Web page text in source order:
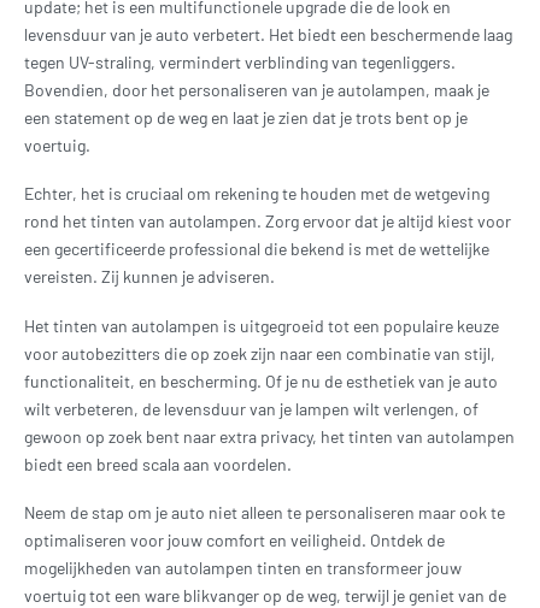
update; het is een multifunctionele upgrade die de look en
levensduur van je auto verbetert. Het biedt een beschermende laag
tegen UV-straling, vermindert verblinding van tegenliggers.
Bovendien, door het personaliseren van je autolampen, maak je
een statement op de weg en laat je zien dat je trots bent op je
voertuig.
Echter, het is cruciaal om rekening te houden met de wetgeving
rond het tinten van autolampen. Zorg ervoor dat je altijd kiest voor
een gecertificeerde professional die bekend is met de wettelijke
vereisten. Zij kunnen je adviseren.
Het tinten van autolampen is uitgegroeid tot een populaire keuze
voor autobezitters die op zoek zijn naar een combinatie van stijl,
functionaliteit, en bescherming. Of je nu de esthetiek van je auto
wilt verbeteren, de levensduur van je lampen wilt verlengen, of
gewoon op zoek bent naar extra privacy, het tinten van autolampen
biedt een breed scala aan voordelen.
Neem de stap om je auto niet alleen te personaliseren maar ook te
optimaliseren voor jouw comfort en veiligheid. Ontdek de
mogelijkheden van autolampen tinten en transformeer jouw
voertuig tot een ware blikvanger op de weg, terwijl je geniet van de